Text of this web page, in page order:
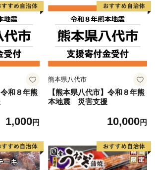
令和８年熊
1,000円
熊本県八代市
【熊本県八代市】令和８年熊
本地震 災害支援
10,000円